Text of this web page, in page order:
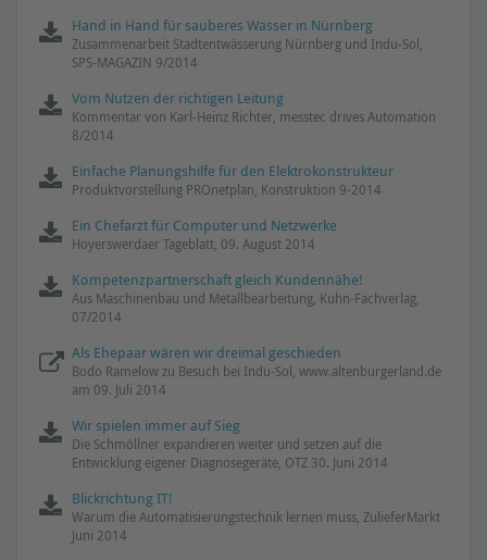
Hand in Hand für sauberes Wasser in Nürnberg
Zusammenarbeit Stadtentwässerung Nürnberg und Indu-Sol,
SPS-MAGAZIN 9/2014
Vom Nutzen der richtigen Leitung
Kommentar von Karl-Heinz Richter, messtec drives Automation
8/2014
Einfache Planungshilfe für den Elektrokonstrukteur
Produktvorstellung PROnetplan, Konstruktion 9-2014
Ein Chefarzt für Computer und Netzwerke
Hoyerswerdaer Tageblatt, 09. August 2014
Kompetenzpartnerschaft gleich Kundennähe!
Aus Maschinenbau und Metallbearbeitung, Kuhn-Fachverlag,
07/2014
Als Ehepaar wären wir dreimal geschieden
Bodo Ramelow zu Besuch bei Indu-Sol, www.altenburgerland.de
am 09. Juli 2014
Wir spielen immer auf Sieg
Die Schmöllner expandieren weiter und setzen auf die
Entwicklung eigener Diagnosegeräte, OTZ 30. Juni 2014
Blickrichtung IT!
Warum die Automatisierungstechnik lernen muss, ZulieferMarkt
Juni 2014